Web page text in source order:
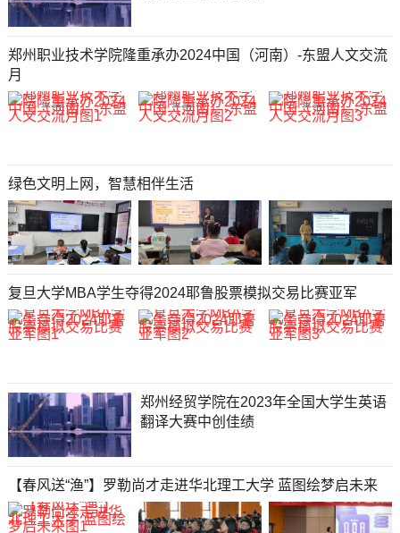
郑州职业技术学院隆重承办2024中国（河南）-东盟人文交流
月
绿色文明上网，智慧相伴生活
复旦大学MBA学生夺得2024耶鲁股票模拟交易比赛亚军
郑州经贸学院在2023年全国大学生英语
翻译大赛中创佳绩
【春风送“渔”】罗勒尚才走进华北理工大学 蓝图绘梦启未来